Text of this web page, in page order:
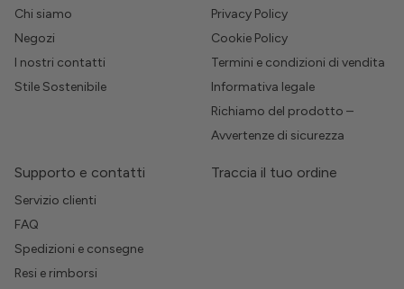
Chi siamo
Negozi
I nostri contatti
Stile Sostenibile
Privacy Policy
Cookie Policy
Termini e condizioni di vendita
Informativa legale
Richiamo del prodotto –
Avvertenze di sicurezza
Supporto e contatti
Servizio clienti
FAQ
Spedizioni e consegne
Resi e rimborsi
Traccia il tuo ordine